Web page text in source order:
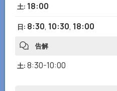
土: 18:00
日: 8:30, 10:30, 18:00
告解
土: 8:30-10:00